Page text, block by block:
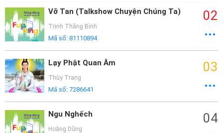
Vỡ Tan (Talkshow Chuyện Chúng Ta)
Trịnh Thăng Bình
Mã số: 81110894
02
Lạy Phật Quan Âm
Thùy Trang
Mã số: 7286641
03
Ngu Nghếch
Hoàng Dũng
04